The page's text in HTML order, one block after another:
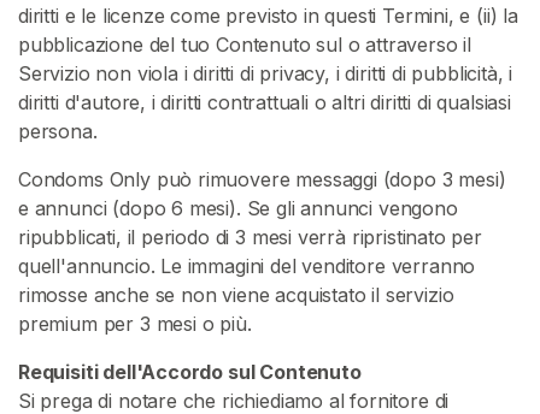
diritti e le licenze come previsto in questi Termini, e (ii) la
pubblicazione del tuo Contenuto sul o attraverso il
Servizio non viola i diritti di privacy, i diritti di pubblicità, i
diritti d'autore, i diritti contrattuali o altri diritti di qualsiasi
persona.
Condoms Only può rimuovere messaggi (dopo 3 mesi)
e annunci (dopo 6 mesi). Se gli annunci vengono
ripubblicati, il periodo di 3 mesi verrà ripristinato per
quell'annuncio. Le immagini del venditore verranno
rimosse anche se non viene acquistato il servizio
premium per 3 mesi o più.
Requisiti dell'Accordo sul Contenuto
Si prega di notare che richiediamo al fornitore di